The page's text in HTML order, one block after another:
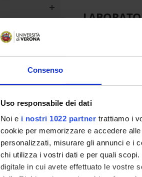
Consenso
Uso responsabile dei dati
Noi e i nostri 1022 partner trattiamo i
cookie per memorizzare e accedere
personalizzati, misurare gli annunci e i
chi utilizza i vostri dati e per quali
digitale in cui avete effettuato le vostre
Laboratorio
Laboratorio
Laboratorio
Laboratorio
Laboratorio
GeogRaphical
Laboratorio